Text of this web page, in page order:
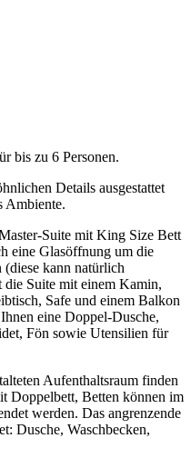
bis zu 6 Personen.
Details ausgestattet
Ambiente.
Suite mit King Size Bett
eine Glasöffnung um die
(diese kann natürlich
Suite mit einem Kamin,
Safe und einem Balkon
eine Doppel-Dusche,
Fön sowie Utensilien für
Aufenthaltsraum finden
Doppelbett, Betten können im
werden. Das angrenzende
Dusche, Waschbecken,